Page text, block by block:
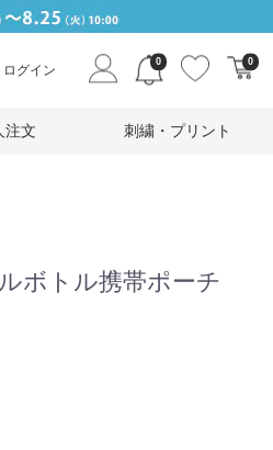
ログイン
0 0
注文 刺繍・プリント
ボトル携帯ポーチ